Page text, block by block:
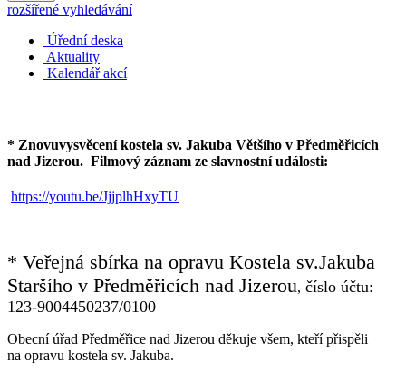
rozšířené vyhledávání
Úřední deska
Aktuality
Kalendář akcí
* Znovuvysvěcení kostela sv. Jakuba Většího v Předměřicích
nad Jizerou. Filmový záznam ze slavnostní události:
https://youtu.be/JjjplhHxyTU
* Veřejná sbírka na opravu Kostela sv.Jakuba
Staršího v Předměřicích nad Jizerou, číslo účtu:
123-9004450237/0100
Obecní úřad Předměřice nad Jizerou děkuje všem, kteří přispěli
na opravu kostela sv. Jakuba.